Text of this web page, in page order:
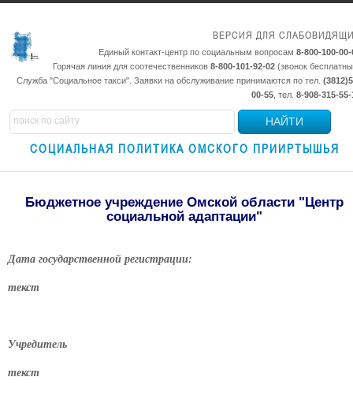
ВЕРСИЯ ДЛЯ
Единый контакт-центр по социальным вопросам 8-800-100-00-
Горячая линия для соотечественников 8-800-101-92-02 (звонок
Служба "Социальное такси". Заявки на обслуживание принимаются по тел.
00-55 , тел. 8-908-315-55-
НАЙТИ
СОЦИАЛЬНАЯ ПОЛИТИКА ОМСКОГО ПРИИРТЫШЬЯ
Бюджетное учреждение Омской области "Центр
социальной адаптации"
Дата государственной регистрации:
текст
Учредитель
текст